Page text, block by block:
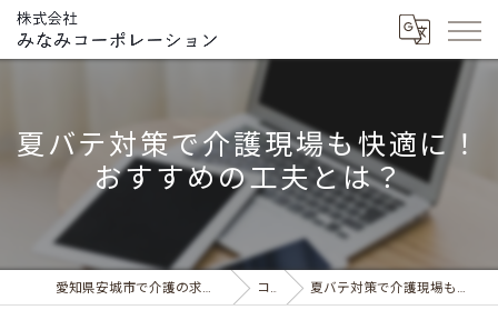
夏バテ対策で介護現場も快適に！
おすすめの工夫とは？
愛知県安城市で介護の求人ならデイサービス みなみの風 コラム 夏バテ対策で介護現場も快適に！おすすめの工夫とは？